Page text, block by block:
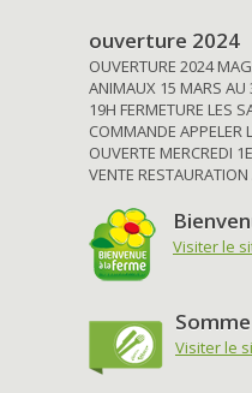
ouverture 2024
OUVERTURE 2024
ANIMAUX 15 MARS AU
19H FERMETURE LES
COMMANDE APPELER
OUVERTE MERCREDI
VENTE
Visiter le
Visiter le